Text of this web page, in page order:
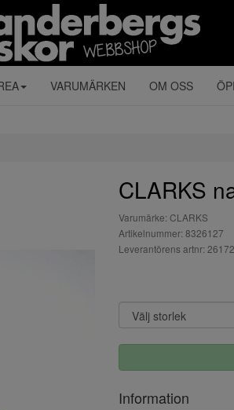
VARUMÄRKEN OM OSS
CLARKS
Varumärke: CLARKS
Artikelnummer: 8326127
Leverantörens artnr:
Information